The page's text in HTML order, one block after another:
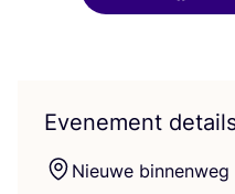
Evenement
Nieu­we bin­nen­weg